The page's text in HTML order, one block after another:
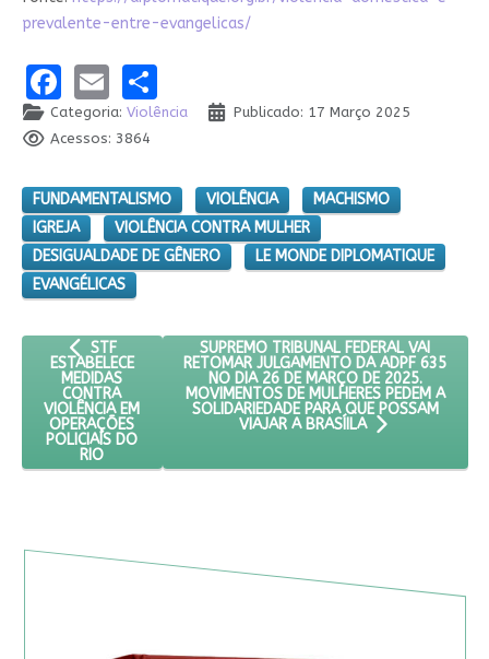
prevalente-entre-evangelicas/
Facebook
EmailShare
Categoria: Violência
Publicado: 17 Março 2025
Acessos: 3864
FUNDAMENTALISMO VIOLÊNCIA
MACHISMO
IGREJA
VIOLÊNCIA CONTRA MULHER
DESIGUALDADE DE GÊNERO
LE MONDE DIPLOMATIQUE
EVANGÉLICAS
ARTIGO ANTERIOR: STF ESTABELECE MEDIDAS CONTRA
STF
ESTABELECE
MEDIDAS
CONTRA
VIOLÊNCIA EM
OPERAÇÕES
POLICIAIS DO
RIO
PRÓXIMO ARTIGO: SUPREMO TRIBUNAL
SUPREMO TRIBUNAL FEDERAL VAI
RETOMAR JULGAMENTO DA ADPF 635
NO DIA 26 DE MARÇO DE 2025.
MOVIMENTOS DE MULHERES PEDEM A
SOLIDARIEDADE PARA QUE POSSAM
VIAJAR A BRASÍILA